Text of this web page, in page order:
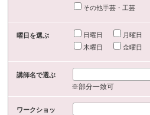
その他手芸・工芸
曜日を選ぶ 日曜日 月曜日
木曜日
金曜日
講師名で選ぶ
※部分一致可
ワークショッ